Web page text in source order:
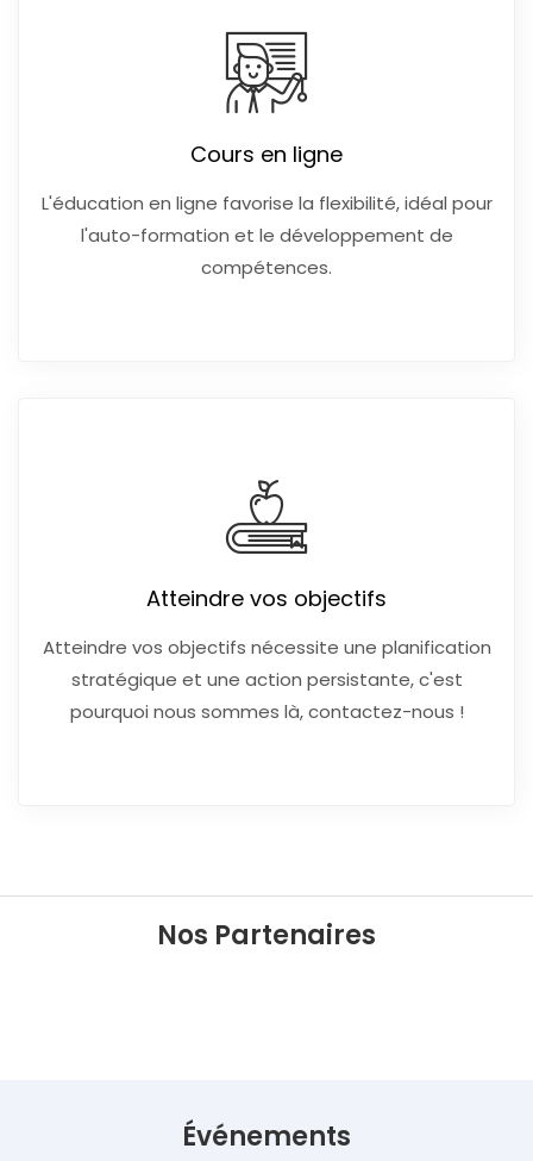
Cours en ligne
L'éducation en ligne favorise la flexibilité, idéal pour
l'auto-formation et le développement de
compétences.
Atteindre vos objectifs
Atteindre vos objectifs nécessite une planification
stratégique et une action persistante, c'est
pourquoi nous sommes là, contactez-nous !
Nos Partenaires
Événements